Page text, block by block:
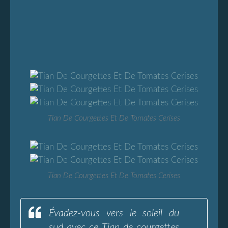
Tian De Courgettes Et De Tomates Cerises
Tian De Courgettes Et De Tomates Cerises
Évadez-vous vers le soleil du